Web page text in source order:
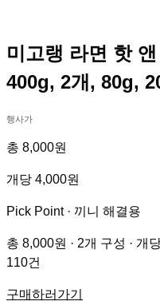
미고랭 라면 핫
400g, 2개, 80g,
행사가
총 8,000원
개당 4,000원
Pick Point · 끼니 해결용
총 8,000원 · 2개 구성 · 개
110건
구매하러가기